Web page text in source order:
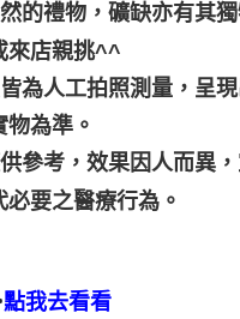
的禮物，礦缺亦有其
來店親挑^^
為人工拍照測量，呈
為準。
參考，效果因人而異
要之醫療行為。
點我去看看